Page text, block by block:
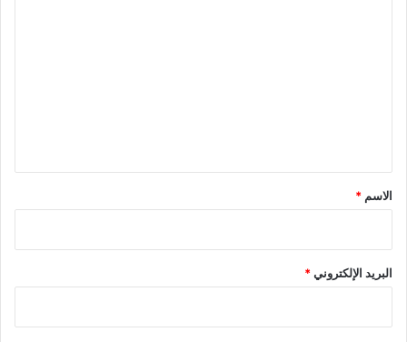
*
الاسم *
البريد الإلكتروني*